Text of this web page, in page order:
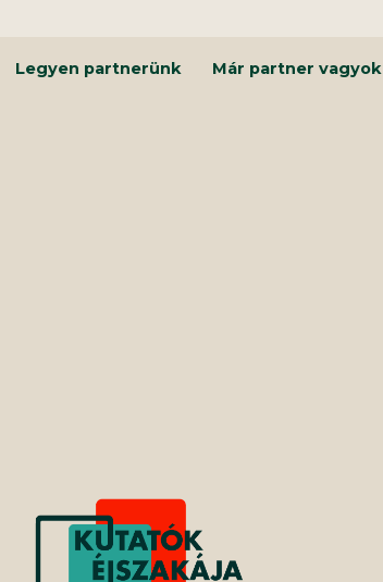
tartalomba
Legyen partnerünk Már partner vagyok